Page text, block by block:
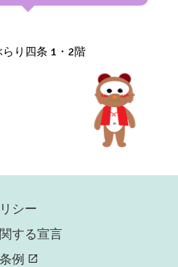
り四条 1・2階
シー
する宣言
例
open_in_new